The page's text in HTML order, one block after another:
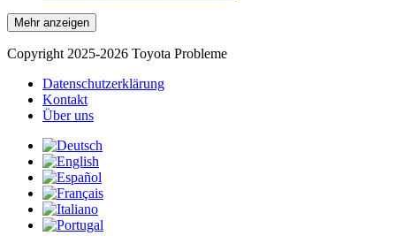
Mehr anzeigen
Copyright 2025-2026 Toyota Probleme
Datenschutzerklärung
Kontakt
Über uns